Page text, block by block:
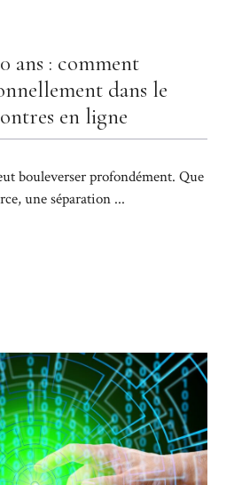
ans : comment
dans le
en ligne
bouleverser profondément. Que
une séparation ...